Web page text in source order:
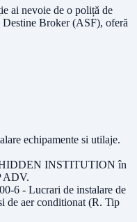
ai nevoie de o poliță de
Destine Broker (ASF), oferă
echipamente si utilaje.
INSTITUTION în
ADV.
6 - Lucrari de instalare de
de aer conditionat (R. Tip